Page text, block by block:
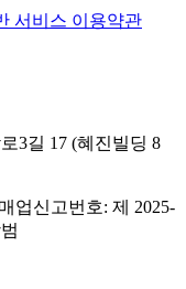
서비스 이용약관
3길 17 (혜진빌딩 8
업신고번호: 제 2025-